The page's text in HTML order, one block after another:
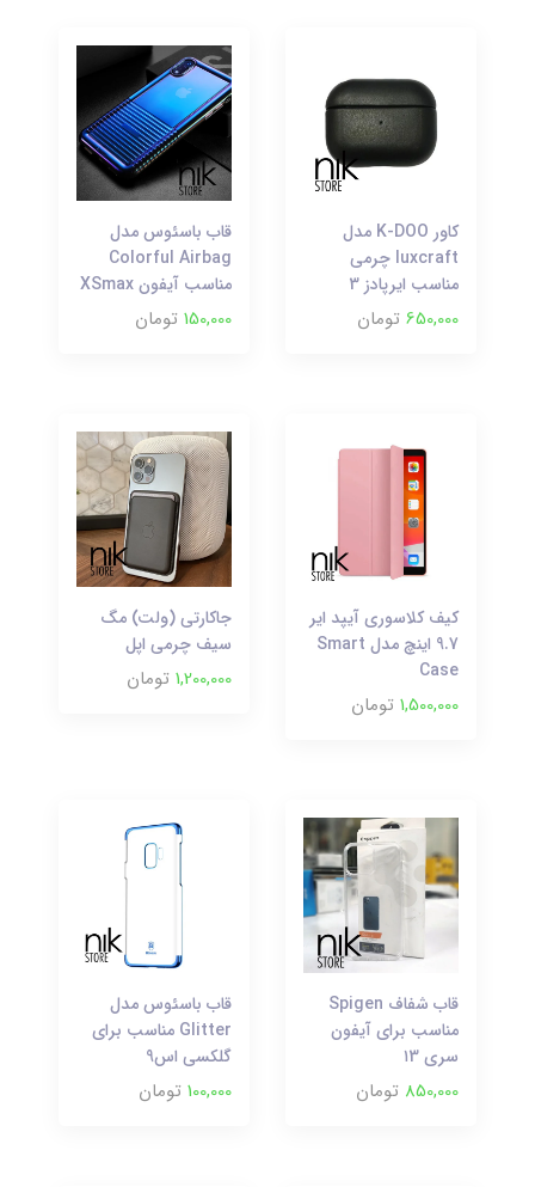
کاور K-DOO مدل
luxcraft چرمی
مناسب ایرپادز 3
650,000 تومان
قاب باسئوس مدل
Colorful Airbag
مناسب آیفون XSmax
150,000 تومان
کیف کلاسوری آیپد ایر
9.7 اینچ مدل Smart
Case
1,500,000 تومان
جاکارتی (ولت) مگ
سیف چرمی اپل
1,200,000 تومان
قاب شفاف Spigen
مناسب برای آیفون
سری ۱3
850,000 تومان
قاب باسئوس مدل
Glitter مناسب برای
گلکسی اس9
100,000 تومان